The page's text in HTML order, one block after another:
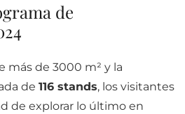
de
más de 3000 m² y la
de 116 stands, los visitantes
de explorar lo último en